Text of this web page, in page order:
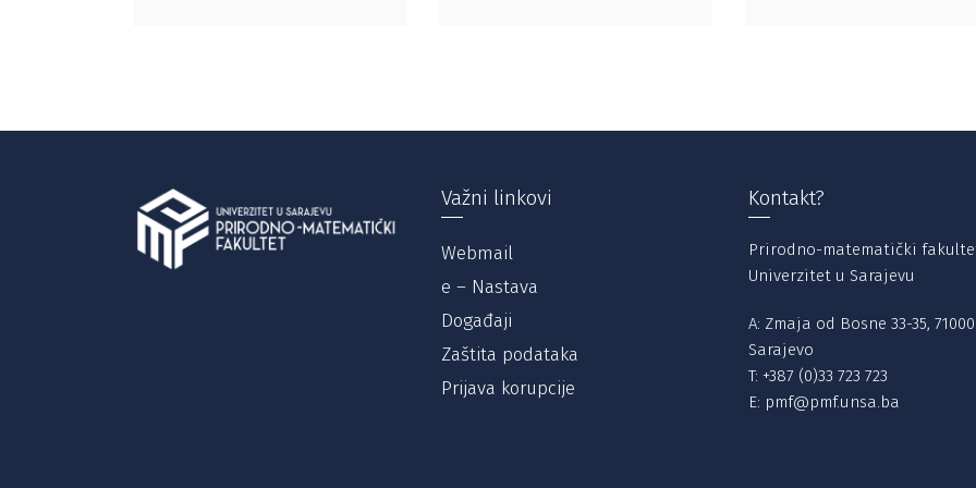
Važni linkovi
Webmail
e – Nastava
Događaji
Zaštita podataka
Prijava korupcije
Kontakt?
Prirodno-matematički
Univerzitet u Sarajevu
A: Zmaja od Bosne 33-35, 71000
Sarajevo
T: +387 (0)33 723 723
E: pmf@pmf.unsa.ba